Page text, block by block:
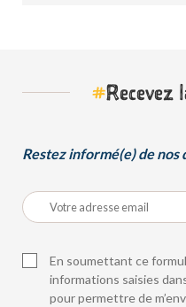
#
Restez informé(e) de
En soumettant ce
informations saisies
pour permettre de